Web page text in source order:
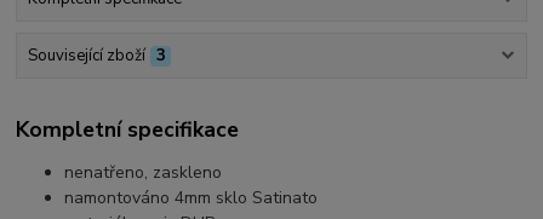
Související zboží 3
Kompletní specifikace
nenatřeno, zaskleno
namontováno 4mm sklo Satinato